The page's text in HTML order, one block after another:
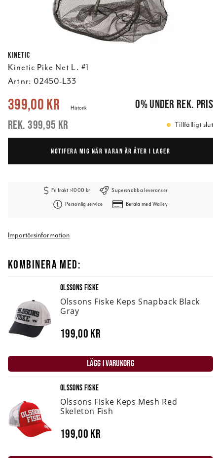
Kinetic
Kinetic Pike Net L. #1
Art nr: 02450-L33
Nuvarande pris:399,00 kr 399,95 kr
399,00 kr
399,95 kr
Historik 0%under rek. pris
Tillfälligt slut
NOTIFERA MIG NÄR VARAN ÄR ÅTER I LAGER
Fri frakt >1000 kr Supersnabba leveranser
Personlig service Betala med Walley
Importörsinformation
KOMBINERA MED:
OLSSONS FISKE
Olssons Fiske Keps Snapback Black
Gray
199,00 kr
LÄGG I VARUKORG
OLSSONS FISKE
Olssons Fiske Keps Mesh Red
Skeleton Fish
199,00 kr